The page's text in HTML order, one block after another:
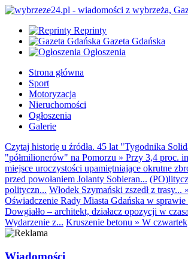
Reprinty
Gazeta Gdańska
Ogłoszenia
Strona główna
Sport
Motoryzacja
Nieruchomości
Ogłoszenia
Galerie
Czytaj historię u źródła. 45 lat "Tygodnika
"półmilionerów" na Pomorzu » Przy 3,4 proc.
miejsce uroczystości upamiętniające okrutne
przed powołaniem Jolanty Sobieran...
polityczn... Włodek Szymański zszedł z trasy... »
Oświadczenie Rady Miasta Gdańska w
Dowgiałło – architekt, działacz opozycji w
Wydarzenie z... Kruszenie betonu » W
Wiadomości